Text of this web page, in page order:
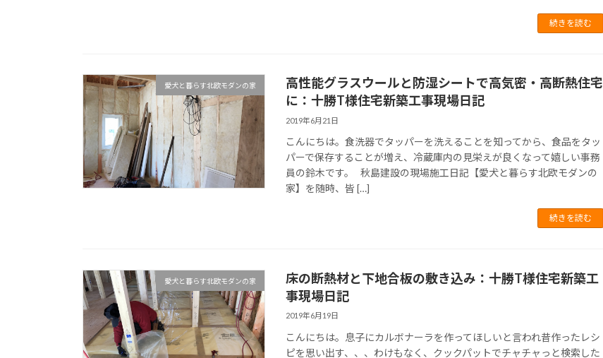
続きを読む
愛犬と暮らす北欧モダンの家
高性能グラスウールと防湿シートで高気密・高断熱住宅
に：十勝T様住宅新築工事現場日記
2019年6月21日
こんにちは。食洗器でタッパーを洗えることを知ってから、食品をタッ
パーで保存することが増え、冷蔵庫内の見栄えが良くなって嬉しい事務
員の鈴木です。 秋島建設の現場施工日記【愛犬と暮らす北欧モダンの
家】を随時、皆 […]
続きを読む
愛犬と暮らす北欧モダンの家
床の断熱材と下地合板の敷き込み：十勝T様住宅新築工
事現場日記
2019年6月19日
こんにちは。息子にカルボナーラを作ってほしいと言われ昔作ったレシ
ピを思い出す、、、わけもなく、クックパットでチャチャっと検索した